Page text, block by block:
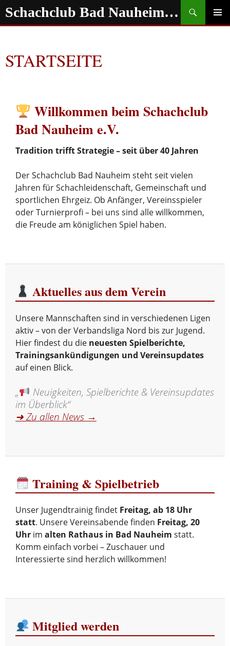
Zum
Inhalt
Schachclub Bad Nauheim e.V.
Suchen
STARTSEITE
Willkommen beim Schachclub
Bad Nauheim e.V.
Tradition trifft Strategie – seit über 40 Jahren
Der Schachclub Bad Nauheim steht seit vielen
Jahren für Schachleidenschaft, Gemeinschaft und
sportlichen Ehrgeiz. Ob Anfänger, Vereinsspieler
oder Turnierprofi – bei uns sind alle willkommen,
die Freude am königlichen Spiel haben.
Aktuelles aus dem Verein
Unsere Mannschaften sind in verschiedenen Ligen
aktiv – von der Verbandsliga Nord bis zur Jugend.
Hier findest du die neuesten Spielberichte,
Trainingsankündigungen und Vereinsupdates
auf einen Blick.
„
Neuigkeiten, Spielberichte & Vereinsupdates
im Überblick“
➜ Zu allen News →
Training & Spielbetrieb
Unser Jugendtrainig findet Freitag, ab 18 Uhr
statt. Unsere Vereinsabende finden Freitag, 20
Uhr im alten Rathaus in Bad Nauheim statt.
Komm einfach vorbei – Zuschauer und
Interessierte sind herzlich willkommen!
Mitglied werden